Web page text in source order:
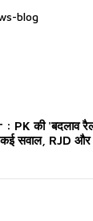
: PK की 'बदलाव
सवाल, RJD